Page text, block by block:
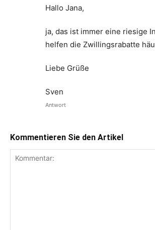
Hallo Jana,
ja, das ist immer eine riesige
helfen die Zwillingsrabatte
Liebe Grüße
Sven
Antwort
Kommentieren Sie den Artikel